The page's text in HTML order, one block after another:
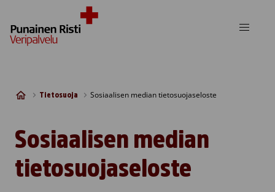
Tietosuoja Sosiaalisen median tietosuojaseloste
Sosiaalisen median
tietosuojaseloste